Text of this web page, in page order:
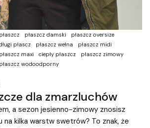
płaszcz płaszcz damski
płaszcz oversize
płascz
płaszcz wełna
płaszcz midi
płaszcz maxi
ciepły płaszcz
płaszcz zimowy
płaszcz wodoodporny
dla zmarzluchów
a sezon jesienno-zimowy znosisz
na kilka warstw swetrów? To znak, że